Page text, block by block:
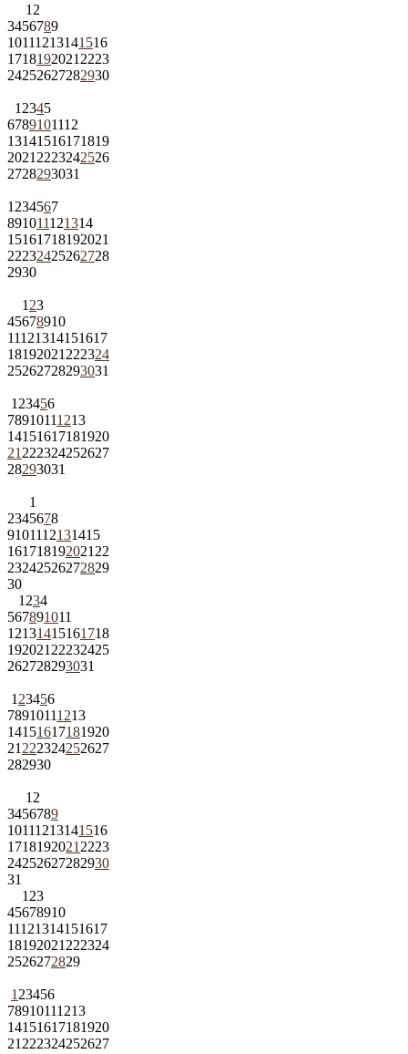
1 2
3456789
10111213141516
1718192021 2223
24252627282930
1 2345
6789101112
13141516171819
2021 2223242526
2728293031
1 234567
891011121314
15161718192021
22232425262728
2930
1 23
45678910
11121314151617
18192021 222324
25262728293031
1 23456
78910111213
14151617181920
21 222324252627
28293031
1
2345678
9101112131415
161718192021 22
23242526272829
30
1 234
567891011
12131415161718
192021 22232425
262728293031
1 23456
78910111213
14151617181920
21 222324252627
282930
1 2
3456789
10111213141516
1718192021 2223
24252627282930
31
1 23
45678910
11121314151617
18192021 222324
2526272829
1 23456
78910111213
14151617181920
21 222324252627